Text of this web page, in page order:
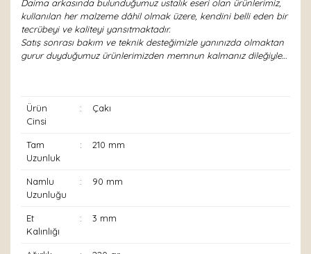
Daima arkasında bulunduğumuz ustalık eseri olan ürünlerimiz,
kullanılan her malzeme dâhil olmak üzere, kendini belli eden bir
tecrübeyi ve kaliteyi yansıtmaktadır.
Satış sonrası bakım ve teknik desteğimizle yanınızda olmaktan
gurur duyduğumuz ürünlerimizden memnun kalmanız dileğiyle…
Ürün
Cinsi
: Çakı
Tam
Uzunluk
: 210 mm
Namlu
Uzunluğu
: 90 mm
Et
Kalınlığı
: 3 mm